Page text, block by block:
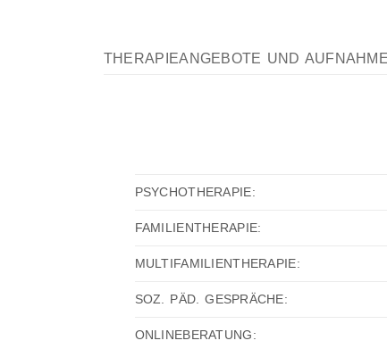
THERAPIEANGEBOTE UND
PSYCHOTHERAPIE:
FAMILIENTHERAPIE:
MULTIFAMILIENTHERAPIE:
SOZ. PÄD. GESPRÄCHE:
ONLINEBERATUNG: